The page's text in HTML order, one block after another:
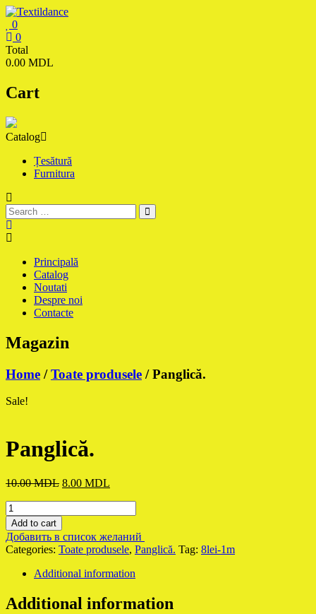
Skip
to
content
Textildance.md
0
0
Total
0.00 MDL
Cart
Catalog
Țesătură
Furnitura
Principală
Catalog
Noutati
Despre noi
Contacte
Magazin
Home /Toate produsele / Panglică.
Sale!
Panglică.
10.00MDL Original
10.00 MDL.
8.00 MDL
Panglică.
quantity
Add to cart
Добавить в список желаний
Categories: Toate produsele, Panglică. Tag: 8lei-1m
Additional information
Additional information